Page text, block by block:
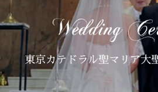
東京カテドラル聖マリア大